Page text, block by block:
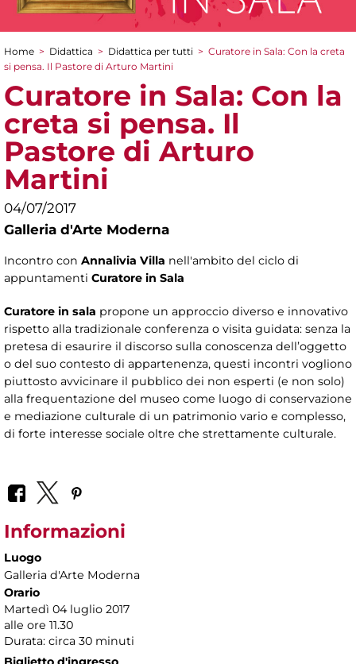
Tu sei qui
Home > Didattica > Didattica per tutti > Curatore in Sala: Con la creta
si pensa. Il Pastore di Arturo Martini
Curatore in Sala: Con la
creta si pensa. Il
Pastore di Arturo
Martini
04/07/2017
Galleria d'Arte Moderna
Incontro con Annalivia Villa nell'ambito del ciclo di
appuntamenti Curatore in Sala
Curatore in sala propone un approccio diverso e innovativo
rispetto alla tradizionale conferenza o visita guidata: senza la
pretesa di esaurire il discorso sulla conoscenza dell’oggetto
o del suo contesto di appartenenza, questi incontri vogliono
piuttosto avvicinare il pubblico dei non esperti (e non solo)
alla frequentazione del museo come luogo di conservazione
e mediazione culturale di un patrimonio vario e complesso,
di forte interesse sociale oltre che strettamente culturale.
Informazioni
Luogo
Galleria d'Arte Moderna
Orario
Martedì 04 luglio 2017
alle ore 11.30
Durata: circa 30 minuti